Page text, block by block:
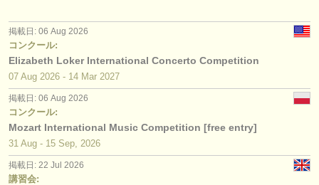
掲載日: 06 Aug 2026
コンクール:
Elizabeth Loker International Concerto Competition
07 Aug 2026 - 14 Mar 2027
掲載日: 06 Aug 2026
コンクール:
Mozart International Music Competition [free entry]
31 Aug - 15 Sep, 2026
掲載日: 22 Jul 2026
講習会: